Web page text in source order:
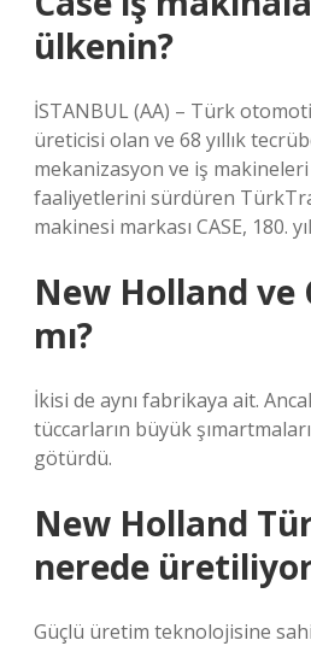
ülkenin?
İSTANBUL (AA) – Türk
üreticisi olan ve 68 yıllık
mekanizasyon ve iş makineleri
faaliyetlerini sürdüren
makinesi markası CASE, 180.
New Holland ve
mı?
İkisi de aynı fabrikaya ait.
tüccarların büyük
götürdü.
New Holland
nerede
Güçlü üretim teknolojisine